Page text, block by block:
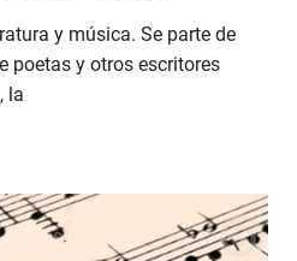
y música. Se parte de
poetas y otros escritores
la